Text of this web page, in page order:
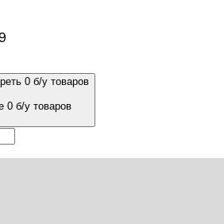
0 б/у товаров
0 б/у товаров